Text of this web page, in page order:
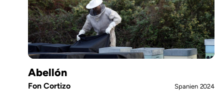
Abellón
Fon Cortizo Spanien 2024